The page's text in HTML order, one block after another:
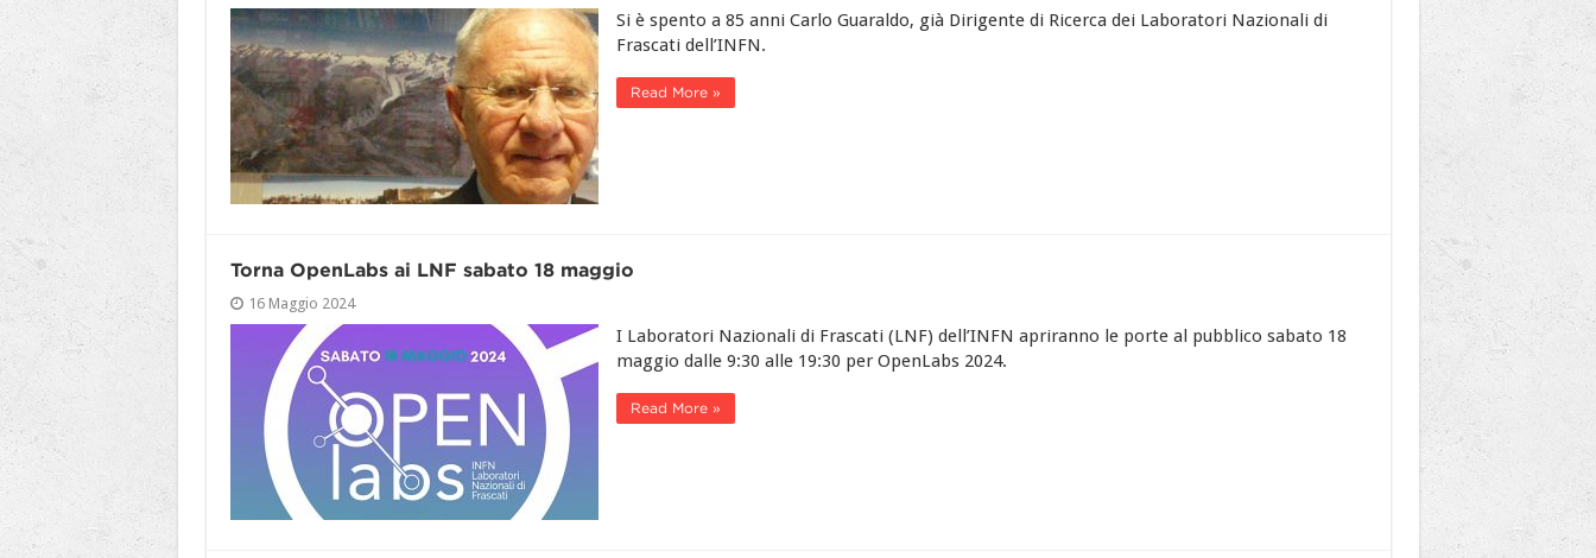
Si è spento a 85 anni Carlo Guaraldo, già Dirigente di Ricerca dei Laboratori Nazionali di
Frascati dell’INFN.
Read More »
Torna OpenLabs ai LNF sabato 18 maggio
16 Maggio 2024
I Laboratori Nazionali di Frascati (LNF) dell’INFN apriranno le porte al pubblico sabato 18
maggio dalle 9:30 alle 19:30 per OpenLabs 2024.
Read More »